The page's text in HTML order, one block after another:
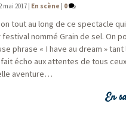
mai 2017 En scène 0
tout au long de ce spec­tacle
nom­mé Grain de sel. On
phrase « I have au dream »
écho aux attentes de tous
aventure…
En